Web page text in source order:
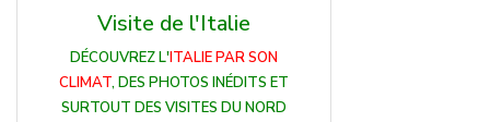
Visite de l'Italie
DÉCOUVREZ L'ITALIE PAR SON
CLIMAT, DES PHOTOS INÉDITS ET
SURTOUT DES VISITES DU NORD